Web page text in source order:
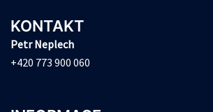
KONTAKT
Petr Neplech
+420 773 900 060